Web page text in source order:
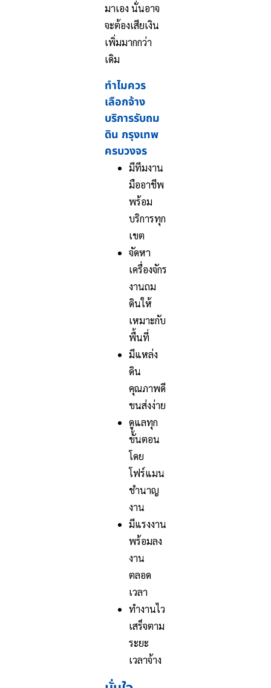
มาเอง นั่นอาจ
จะต้องเสียเงิน
เพิ่มมากกว่า
เดิม
ทำไมควร
เลือกจ้าง
บริการรับถม
ดิน กรุงเทพ
ครบวงจร
มีทีมงาน
มืออาชีพ
พร้อม
บริการทุก
เขต
จัดหา
เครื่องจักร
งานถม
ดินให้
เหมาะกับ
พื้นที่
มีแหล่ง
ดิน
คุณภาพดี
ขนส่งง่าย
ดูแลทุก
ขั้นตอน
โดย
โฟร์แมน
ชำนาญ
งาน
มีแรงงาน
พร้อมลง
งาน
ตลอด
เวลา
ทำงานไว
เสร็จตาม
ระยะ
เวลาจ้าง